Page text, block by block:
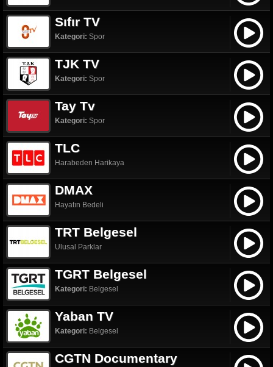
Sıfır TV
Kategori: Spor
TJK TV
Kategori: Spor
Tay Tv
Kategori: Spor
TLC
Harabeden Harikaya
DMAX
Hayatın Bedeli
TRT Belgesel
Ulusal Parklar
TGRT Belgesel
Kategori: Belgesel
Yaban TV
Kategori: Belgesel
CGTN Documentary